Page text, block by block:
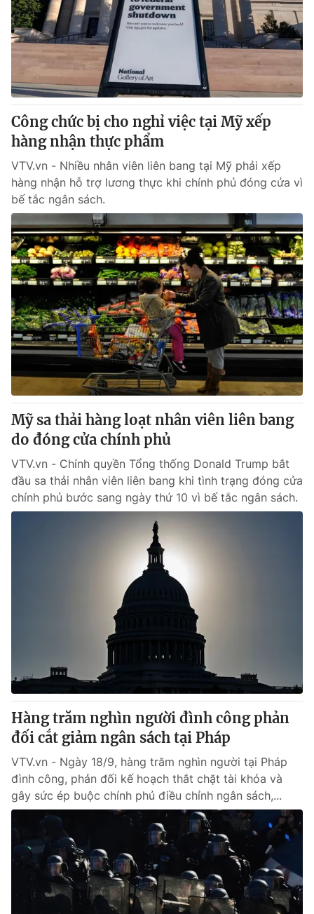
Công chức bị cho nghỉ việc tại Mỹ xếp
hàng nhận thực phẩm
VTV.vn - Nhiều nhân viên liên bang tại Mỹ phải xếp
hàng nhận hỗ trợ lương thực khi chính phủ đóng cửa vì
bế tắc ngân sách.
Mỹ sa thải hàng loạt nhân viên liên bang
do đóng cửa chính phủ
VTV.vn - Chính quyền Tổng thống Donald Trump bắt
đầu sa thải nhân viên liên bang khi tình trạng đóng cửa
chính phủ bước sang ngày thứ 10 vì bế tắc ngân sách.
Hàng trăm nghìn người đình công phản
đối cắt giảm ngân sách tại Pháp
VTV.vn - Ngày 18/9, hàng trăm nghìn người tại Pháp
đình công, phản đối kế hoạch thắt chặt tài khóa và
gây sức ép buộc chính phủ điều chỉnh ngân sách,...